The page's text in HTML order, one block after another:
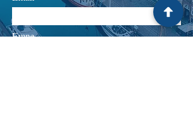
Emne